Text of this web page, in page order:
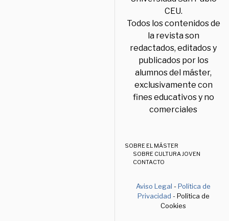
CEU.
Todos los contenidos de
la revista son
redactados, editados y
publicados por los
alumnos del máster,
exclusivamente con
fines educativos y no
comerciales
SOBRE EL MÁSTER
SOBRE CULTURA JOVEN
CONTACTO
Aviso Legal -Política de
Privacidad - Política de
Cookies